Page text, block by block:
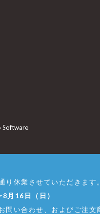
Software
り休業させていただきます。
月16日（日）
問い合わせ、およびご注